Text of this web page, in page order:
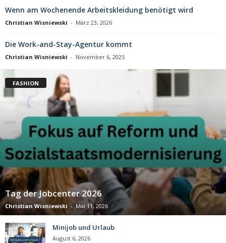
Wenn am Wochenende Arbeitskleidung benötigt wird
Christian Wisniewski - März 23, 2026
Die Work-and-Stay-Agentur kommt
Christian Wisniewski - November 6, 2025
FASHION
Tag der Jobcenter 2026
Christian Wisniewski - Mai 11, 2026
Minijob und Urlaub
August 6, 2026